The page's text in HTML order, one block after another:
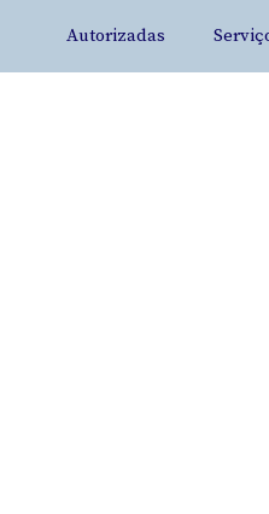
Autorizadas